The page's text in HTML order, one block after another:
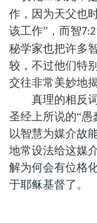
作，因为天父也
该工作”，而智
秘学家也把许多
较，不过他们特
交往非常美妙地
真理的相反
圣经上所说的“愚
以智慧为媒介故
地常设法给这媒
解为何会有位格
于耶稣基督了。